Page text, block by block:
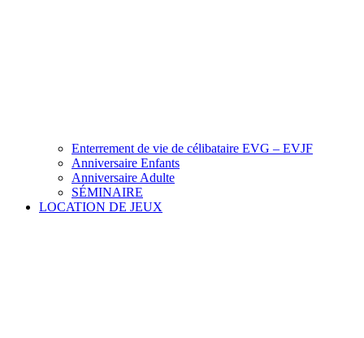
Enterrement de vie de célibataire EVG – EVJF
Anniversaire Enfants
Anniversaire Adulte
SÉMINAIRE
LOCATION DE JEUX